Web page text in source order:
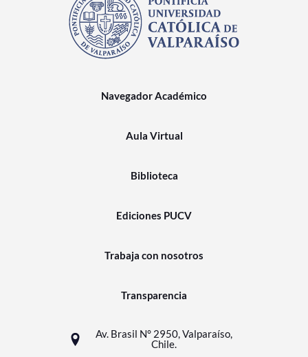
Navegador Académico
Aula Virtual
Biblioteca
Ediciones PUCV
Trabaja con nosotros
Transparencia
Av. Brasil N° 2950, Valparaíso,
Chile.